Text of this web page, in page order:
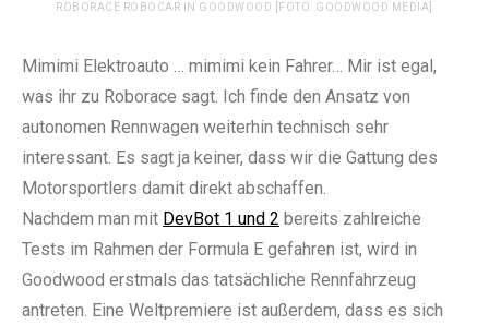
ROBORACE ROBOCAR IN GOODWOOD [FOTO: GOODWOOD MEDIA]
Mimimi Elektroauto … mimimi kein Fahrer… Mir ist egal,
was ihr zu Roborace sagt. Ich finde den Ansatz von
autonomen Rennwagen weiterhin technisch sehr
interessant. Es sagt ja keiner, dass wir die Gattung des
Motorsportlers damit direkt abschaffen.
Nachdem man mit DevBot 1 und 2 bereits zahlreiche
Tests im Rahmen der Formula E gefahren ist, wird in
Goodwood erstmals das tatsächliche Rennfahrzeug
antreten. Eine Weltpremiere ist außerdem, dass es sich